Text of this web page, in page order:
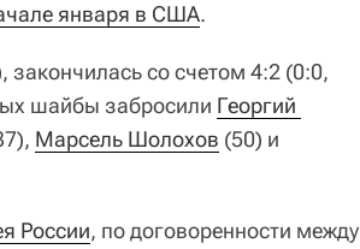
января в США.
со счетом 4:2 (0:0,
шайбы забросили Георгий
Марсель Шолохов (50) и
России, по договоренности между